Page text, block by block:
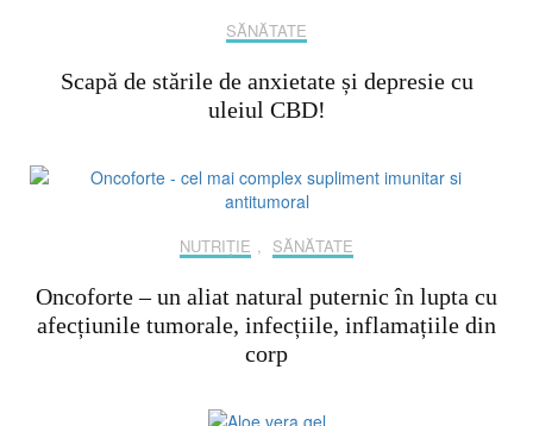
SĂNĂTATE
Scapă de stările de anxietate și depresie cu
uleiul CBD!
NUTRIȚIE , SĂNĂTATE
Oncoforte – un aliat natural puternic în lupta cu
afecțiunile tumorale, infecțiile, inflamațiile din
corp